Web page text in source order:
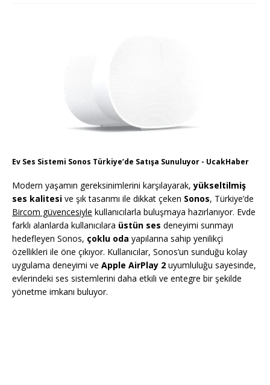
Ev Ses Sistemi Sonos Türkiye’de Satışa Sunuluyor - UcakHaber
Modern yaşamın gereksinimlerini karşılayarak,yükseltilmiş
ses kalitesi ve şık tasarımı ile dikkat çeken Sonos, Türkiye’de
Bircom güvencesiyle kullanıcılarla buluşmaya hazırlanıyor. Evde
farklı alanlarda kullanıcılara üstün ses deneyimi sunmayı
hedefleyen Sonos, çoklu oda yapılarına sahip yenilikçi
özellikleri ile öne çıkıyor. Kullanıcılar, Sonos’un sunduğu kolay
uygulama deneyimi ve Apple AirPlay 2 uyumluluğu sayesinde,
evlerindeki ses sistemlerini daha etkili ve entegre bir şekilde
yönetme imkanı buluyor.